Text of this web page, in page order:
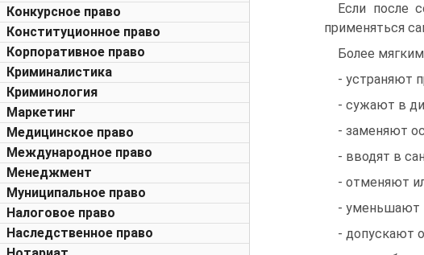
Конкурсное право
Конституционное право
Корпоративное право
Криминалистика
Криминология
Маркетинг
Медицинское право
Международное право
Менеджмент
Муниципальное право
Налоговое право
Наследственное право
Если после
применяться
Более
- устраняют
- сужают в
- заменяют
- вводят в
- отменяют
- уменьшают
- допускают